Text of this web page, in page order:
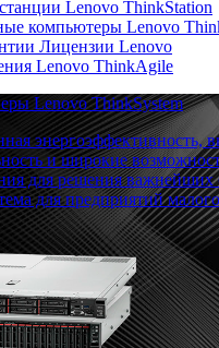
Lenovo ThinkStation
компьютеры Lenovo
Лицензии Lenovo
Lenovo ThinkAgile
Lenovo ThinkSystem
энергоэффективность,
и широкие
для решения важнейших
для предприятий